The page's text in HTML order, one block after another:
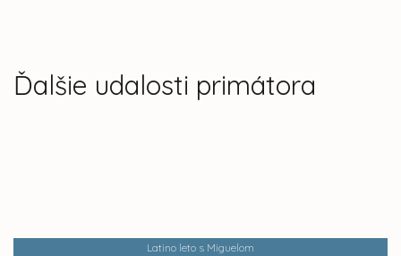
Ďalšie udalosti primátora
Latino leto s Miguelom